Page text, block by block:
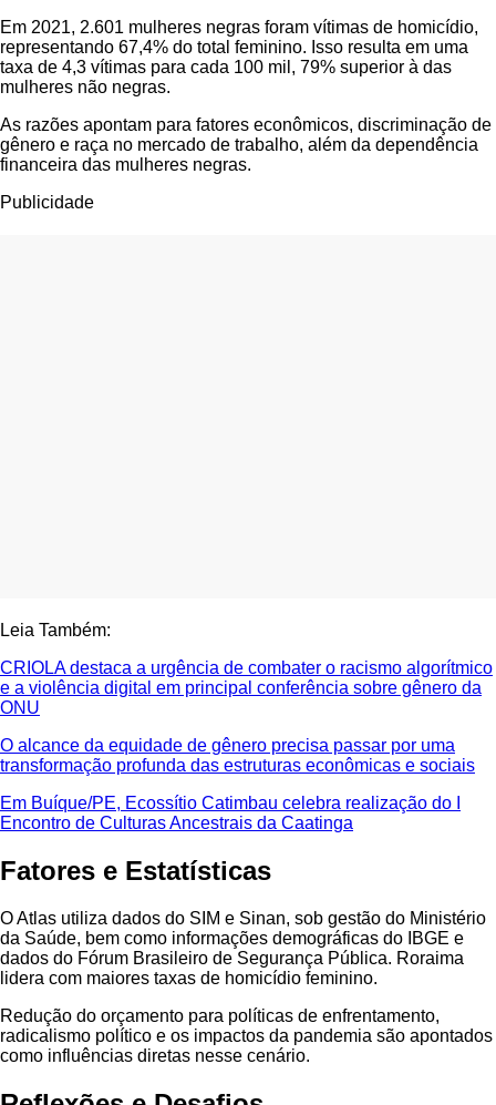
Em 2021, 2.601 mulheres negras foram vítimas de homicídio,
representando 67,4% do total feminino. Isso resulta em uma
taxa de 4,3 vítimas para cada 100 mil, 79% superior à das
mulheres não negras.
As razões apontam para fatores econômicos, discriminação de
gênero e raça no mercado de trabalho, além da dependência
financeira das mulheres negras.
Publicidade
Leia Também:
CRIOLA destaca a urgência de combater o racismo algorítmico
e a violência digital em principal conferência sobre gênero da
ONU
O alcance da equidade de gênero precisa passar por uma
transformação profunda das estruturas econômicas e sociais
Em Buíque/PE, Ecossítio Catimbau celebra realização do I
Encontro de Culturas Ancestrais da Caatinga
Fatores e Estatísticas
O Atlas utiliza dados do SIM e Sinan, sob gestão do Ministério
da Saúde, bem como informações demográficas do IBGE e
dados do Fórum Brasileiro de Segurança Pública. Roraima
lidera com maiores taxas de homicídio feminino.
Redução do orçamento para políticas de enfrentamento,
radicalismo político e os impactos da pandemia são apontados
como influências diretas nesse cenário.